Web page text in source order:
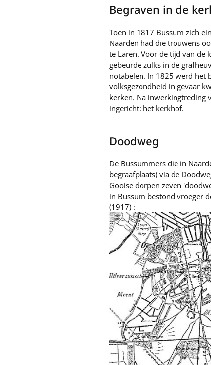
Begraven in de
Toen in 1817 Bussum zich
Naarden had die trouwens
te Laren. Voor de tijd van de
gebeurde zulks in de
notabelen. In 1825 werd het
volksgezondheid in gevaar
kerken. Na inwerkingtreding
ingericht: het kerkhof.
Doodweg
De Bussummers die in
begraafplaats) via de
Gooise dorpen zeven
in Bussum bestond vroeger
(1917) :